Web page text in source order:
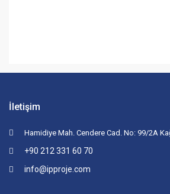
İletişim
Hamidiye Mah. Cendere Cad. No: 99/2A
+90 212 331 60 70
info@ipproje.com